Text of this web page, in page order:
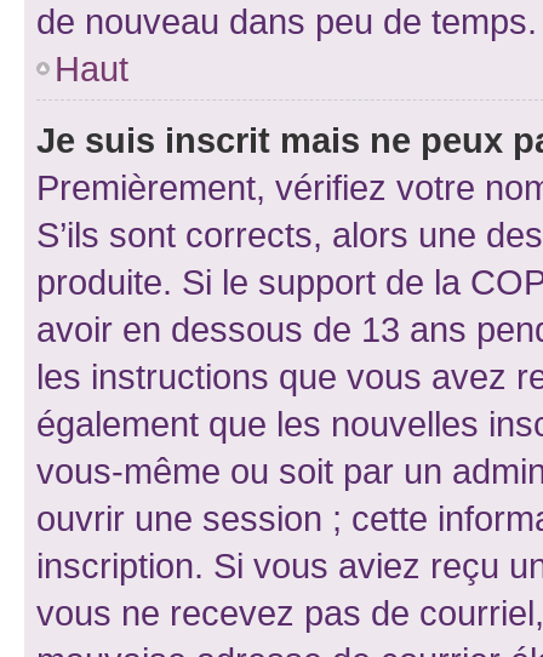
de nouveau dans peu de temps.
Haut
Je suis inscrit mais ne peux
Premièrement, vérifiez votre
S’ils sont corrects, alors une
produite. Si le support de la
avoir en dessous de 13 ans
les instructions que vous avez
également que les nouvelles
vous-même ou soit par un
ouvrir une session ; cette
inscription. Si vous aviez reçu
vous ne recevez pas de